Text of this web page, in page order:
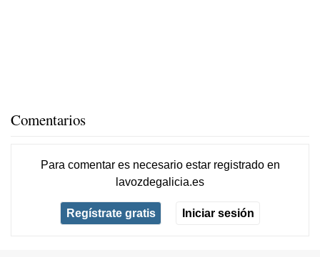
Comentarios
Para comentar es necesario estar registradoen
lavozdegalicia.es
Regístrate gratis Iniciar sesión